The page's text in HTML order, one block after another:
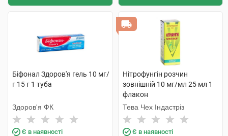
Біфонал Здоров'я гель 10 мг/
г 15 г 1 туба
Здоров'я ФК
Є в наявності
Нітрофунгін розчин
зовнішній 10 мг/мл 25 мл 1
флакон
Тева Чех Індастріз
Є в наявності